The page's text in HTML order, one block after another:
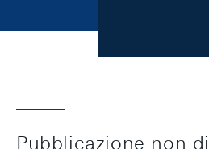
Pubblicazione non